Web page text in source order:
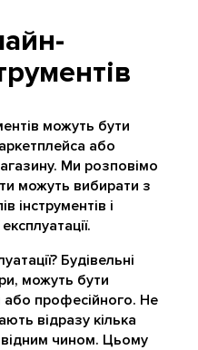
можуть бути
або
Ми розповімо
можуть вибирати з
інструментів і
Будівельні
можуть бути
або професійного. Не
відразу кілька
чином. Цьому